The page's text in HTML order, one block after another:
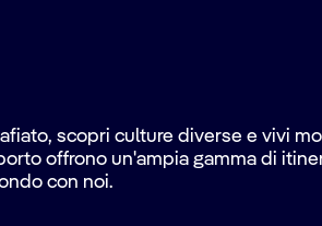
scopri culture diverse e vivi
offrono un'ampia gamma di
con noi.